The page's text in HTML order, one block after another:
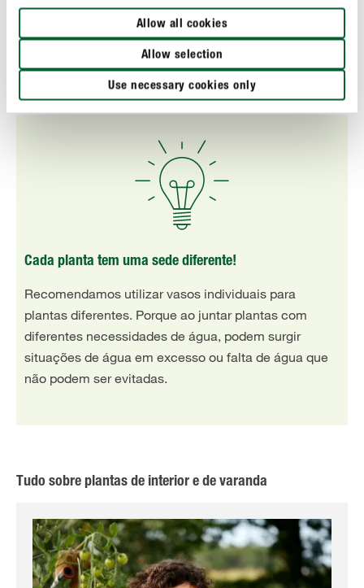
Allow all cookies
Allow selection
Use necessary cookies only
Campânulas, prímulas, heuchera
Ervas aromáticas:Valeriana, morangos, hortelã,
cebolinho, aspérula-odorífera
Cada planta tem uma sede diferente!
Recomendamos utilizar vasos individuais para
plantas diferentes. Porque ao juntar plantas com
diferentes necessidades de água, podem surgir
situações de água em excesso ou falta de água que
não podem ser evitadas.
Tudo sobre plantas de interior e de varanda